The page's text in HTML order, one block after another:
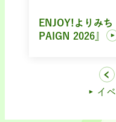
ENJOY!よりみ
PAIGN 2026』
イ